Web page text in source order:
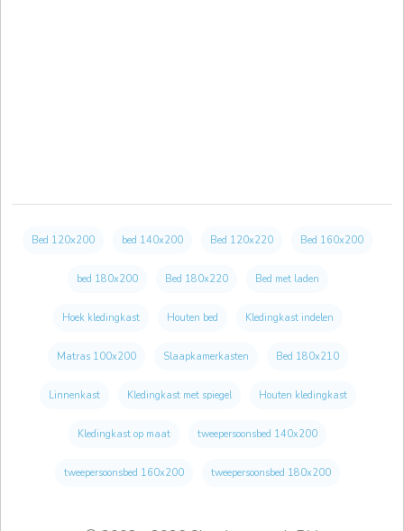
Bed 120x200 bed 140x200 Bed 120x220 Bed 160x200
bed 180x200 Bed 180x220 Bed met laden
Hoek kledingkast Houten bed Kledingkast indelen
Matras 100x200 Slaapkamerkasten Bed 180x210
Linnenkast Kledingkast met spiegel Houten kledingkast
Kledingkast op maat tweepersoonsbed 140x200
tweepersoonsbed 160x200 tweepersoonsbed 180x200